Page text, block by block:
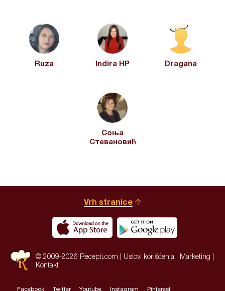
Ruza Indira HP Dragana
Соња
Стевановић
Vrh stranice
© 2009-2026 Recepti.com | Uslovi korišćenja Marketing
Kontakt
Facebook Twitter Youtube Instagram Pinterest